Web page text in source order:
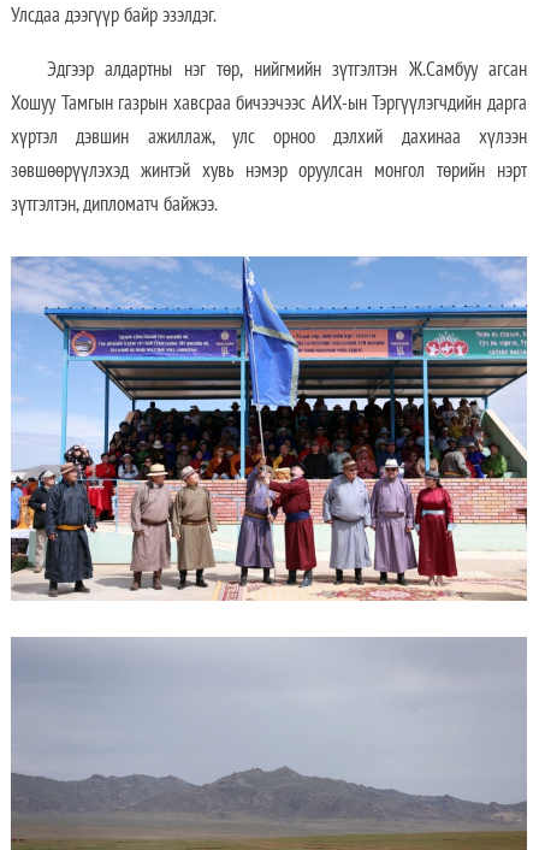
Улсдаа дээгүүр байр эзэлдэг.
Эдгээр алдартны нэг төр, нийгмийн зүтгэлтэн Ж.Самбуу агсан
Хошуу Тамгын газрын хавсраа бичээчээс АИХ-ын Тэргүүлэгчдийн дарга
хүртэл дэвшин ажиллаж, улс орноо дэлхий дахинаа хүлээн
зөвшөөрүүлэхэд жинтэй хувь нэмэр оруулсан монгол төрийн нэрт
зүтгэлтэн, дипломатч байжээ.